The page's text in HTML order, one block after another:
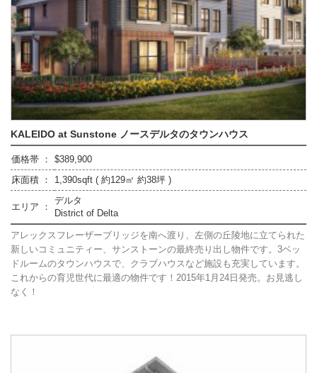
KALEIDO at Sunstone ノースデルタのタウンハウス
価格帯 ：
$389,900
床面積 ：
1,390sqft ( 約129㎡ 約38坪 )
エリア ：
デルタ
District of Delta
アレックスフレーザーブリッジを南へ渡り、左側の丘陵地に立てられた
新しいコミュニティー、サンストーンの最終売り出し物件です。3ベッ
ドルームのタウンハウスで、クラブハウスなど施設も充実しています。
これからの育児世代に最適の物件です！2015年1月24日発売。お見逃し
なく！